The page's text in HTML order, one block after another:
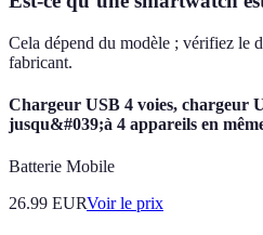
Cela dépend du modèle ; vérifiez le
fabricant.
Chargeur USB 4 voies, chargeur
jusqu&#039;à 4 appareils en
Batterie Mobile
26.99 EURVoir le prix